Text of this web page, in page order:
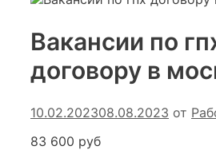
Вакансии по
договору в
10.02.202308.08.2023 от
83 600 руб